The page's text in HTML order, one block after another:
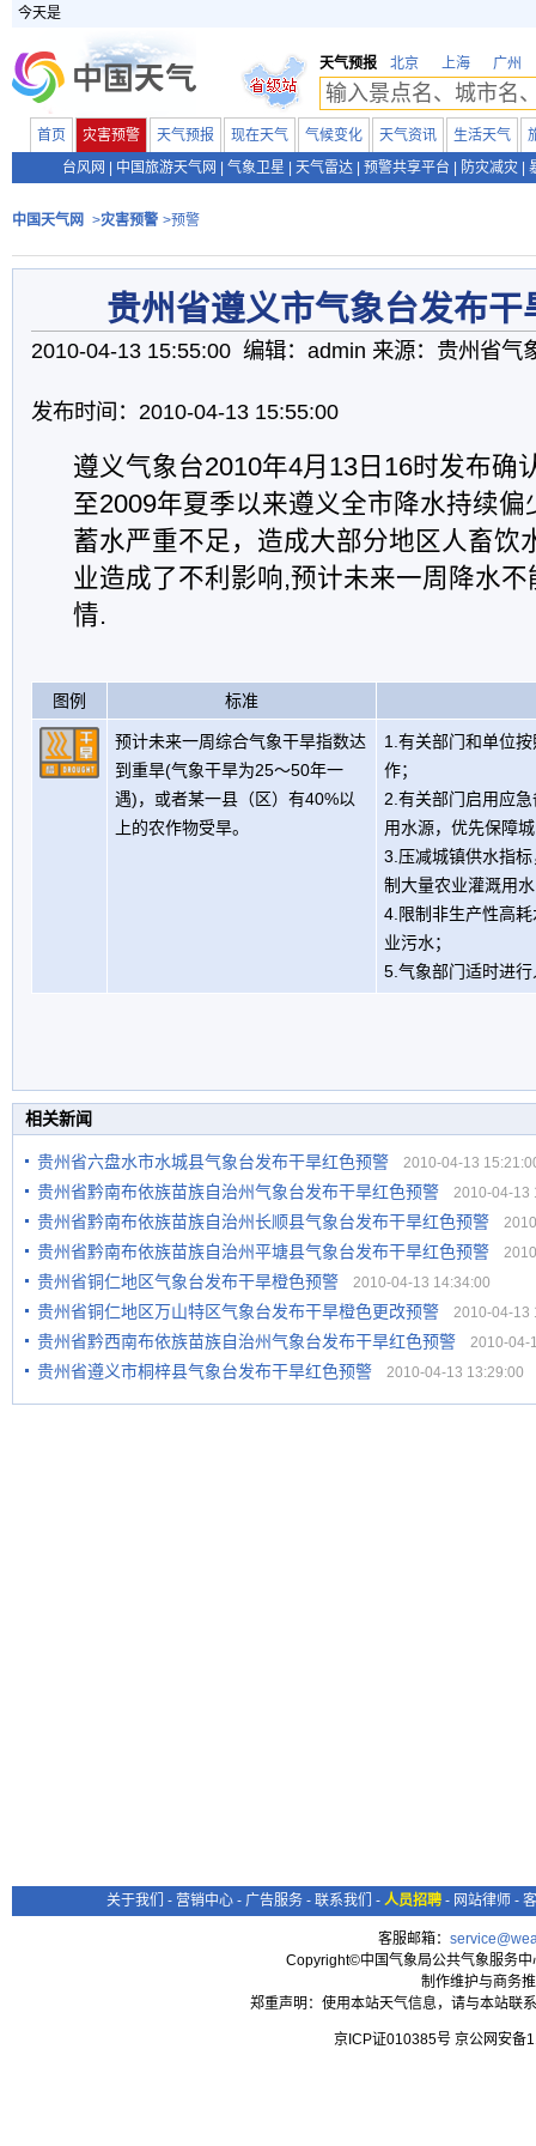
今天是
天气预报 北京 上海 广州
首页 灾害预警 天气预报 现在天气 气候变化 天气资讯 生活天气
台风网
中国旅游天气网 气象卫星 天气雷达 预警共享平台 防灾减灾
中国天气网 >灾害预警 >预警
贵州省遵义市气象台发布干
2010-04-13 15:55:00 编辑：admin 来源：贵州省气
发布时间：2010-04-13 15:55:00
遵义气象台2010年4月13日16时发布确
至2009年夏季以来遵义全市降水持续偏
蓄水严重不足，造成大部分地区人畜饮
业造成了不利影响,预计未来一周降水
情.
图例 标准
预计未来一周综合气象干旱指数达
到重旱(气象干旱为25～50年一
遇)，或者某一县（区）有40%以
上的农作物受旱。
1.有关部门和单位
作；
2.有关部门启用应
用水源，优先保障
3.压减城镇供水指
制大量农业灌溉用
4.限制非生产性高
业污水；
5.气象部门适时进
相关新闻
贵州省六盘水市水城县气象台发布干旱红色预警 2010-04-13
贵州省黔南布依族苗族自治州气象台发布干旱红色预警 2010-04-13
贵州省黔南布依族苗族自治州长顺县气象台发布干旱红色预警
贵州省黔南布依族苗族自治州平塘县气象台发布干旱红色预警
贵州省铜仁地区气象台发布干旱橙色预警 2010-04-13 14:34:00
贵州省铜仁地区万山特区气象台发布干旱橙色更改预警 2010-04-13
贵州省黔西南布依族苗族自治州气象台发布干旱红色预警 2010-04-
贵州省遵义市桐梓县气象台发布干旱红色预警 2010-04-13 13:29:00
关于我们 - 营销中心 - 广告服务 - 联系我们 - 人员招聘 - 网站律师 -
客服邮箱：
Copyright©中国气象局公共气象服务
制作维护与商务
郑重声明：使用本站天气信息，请与本站联
京ICP证010385号 京公网安备